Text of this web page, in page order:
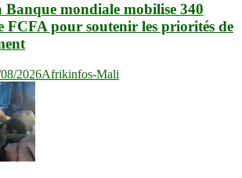
Banque mondiale mobilise 340
FCFA pour soutenir les priorités de
2026Afrikinfos-Mali